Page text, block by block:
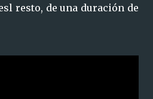
resto, de una duración de